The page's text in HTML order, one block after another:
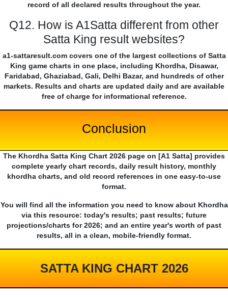
record of all declared results throughout the year.
Q12. How is A1Satta different from other
Satta King result websites?
a1-sattaresult.com covers one of the largest collections of Satta
King game charts in one place, including Khordha, Disawar,
Faridabad, Ghaziabad, Gali, Delhi Bazar, and hundreds of other
markets. Results and charts are updated daily and are available
free of charge for informational reference.
Conclusion
The Khordha Satta King Chart 2026 page on [A1 Satta] provides
complete yearly chart records, daily result history, monthly
khordha charts, and old record references in one easy-to-use
format.
You will find all the information you need to know about Khordha
via this resource: today's results; past results; future
projections/charts for 2026; and an entire year's worth of past
results, all in a clean, mobile-friendly format.
SATTA KING CHART 2026